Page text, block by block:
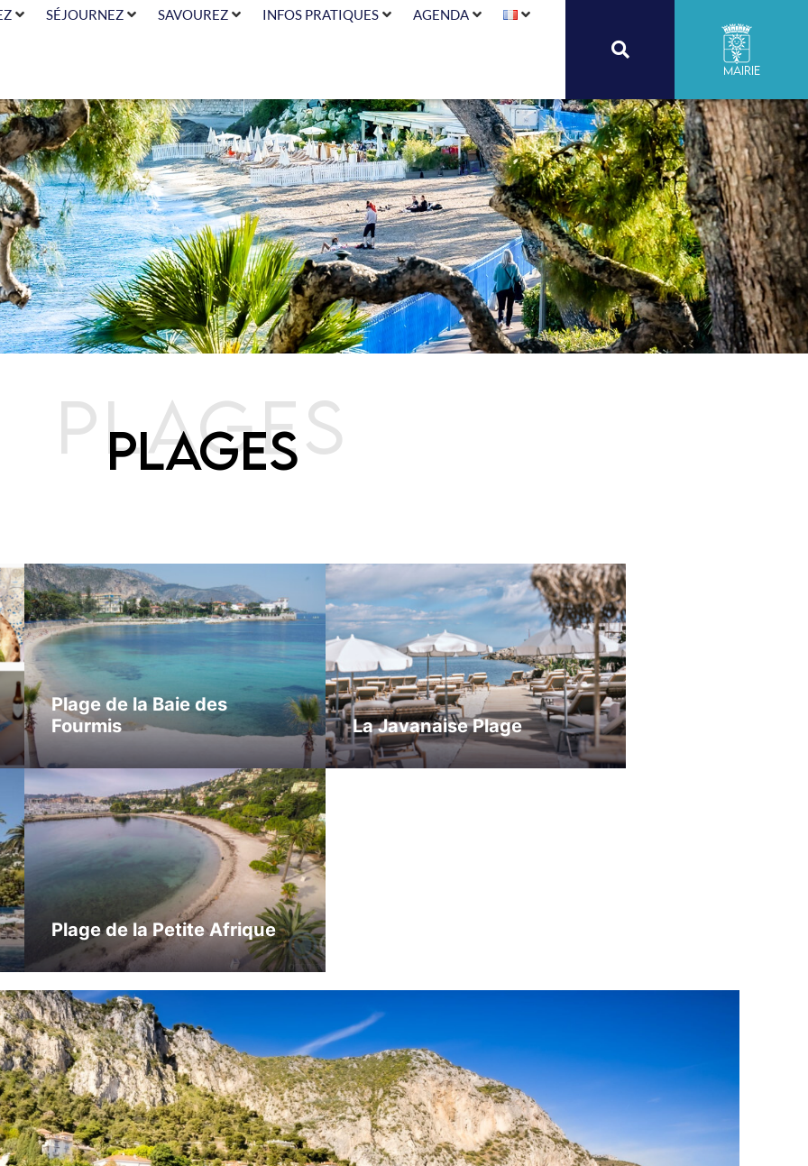
SÉJOURNEZ SAVOUREZ INFOS PRATIQUES AGENDA
Mairie
PLAGES
PLAGES
Plage de la Baie des
Fourmis
La Javanaise Plage
Plage de la Petite Afrique